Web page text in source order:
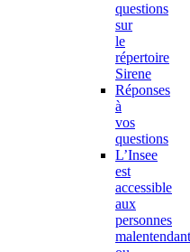
questions
sur
le
répertoire
Sirene
Réponses
à
vos
questions
L’Insee
est
accessible
aux
personnes